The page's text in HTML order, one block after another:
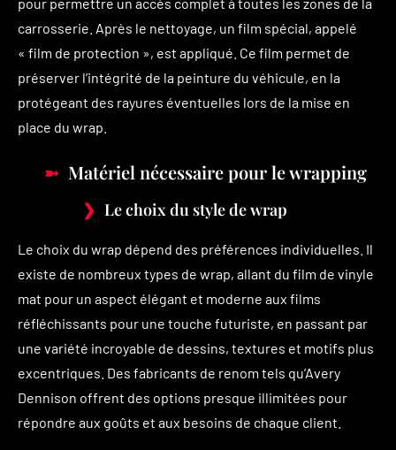
carrosserie. Après le nettoyage, un film spécial, appelé
« film de protection », est appliqué. Ce film permet de
préserver l’intégrité de la peinture du véhicule, en la
protégeant des rayures éventuelles lors de la mise en
place du wrap.
Matériel nécessaire pour le wrapping
Le choix du style de wrap
Le choix du wrap dépend des préférences individuelles. Il
existe de nombreux types de wrap, allant du film de vinyle
mat pour un aspect élégant et moderne aux films
réfléchissants pour une touche futuriste, en passant par
une variété incroyable de dessins, textures et motifs plus
excentriques. Des fabricants de renom tels qu’Avery
Dennison offrent des options presque illimitées pour
répondre aux goûts et aux besoins de chaque client.